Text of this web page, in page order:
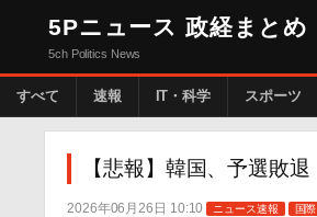
5Pニュース 政経まとめ
5ch Politics News
すべて 速報 IT・科学 スポーツ
【悲報】韓国、予選敗退
2026年06月26日 10:10 ニュース速報 国際